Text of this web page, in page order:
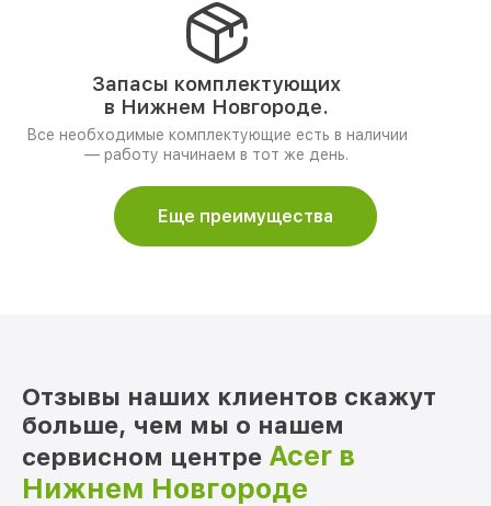
Запасы комплектующих
в Нижнем Новгороде.
Все необходимые комплектующие есть в наличии
— работу начинаем в тот же день.
Еще преимущества
Отзывы наших клиентов скажут
больше, чем мы о нашем
сервисном центре Acer в
Нижнем Новгороде